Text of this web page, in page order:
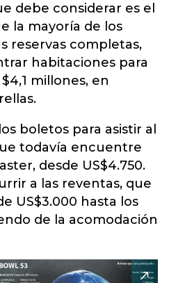
debe considerar es el
la mayoría de los
reservas completas,
habitaciones para
millones, en
boletos para asistir al
todavía encuentre
desde US$4.750.
a las reventas, que
US$3.000 hasta los
de la acomodación